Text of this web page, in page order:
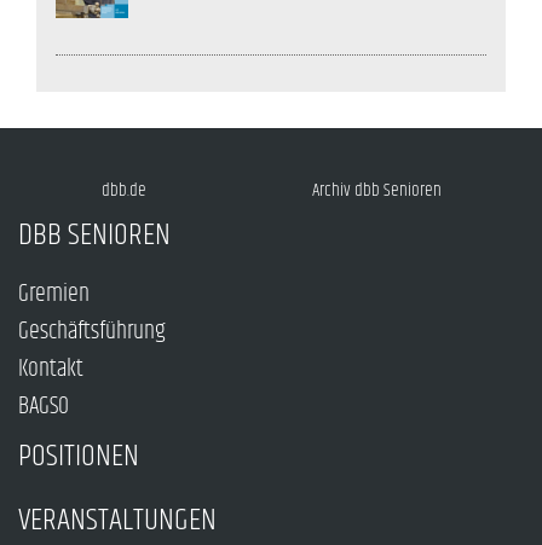
dbb.de Archiv dbb Senioren
DBB SENIOREN
Gremien
Geschäftsführung
Kontakt
BAGSO
POSITIONEN
VERANSTALTUNGEN